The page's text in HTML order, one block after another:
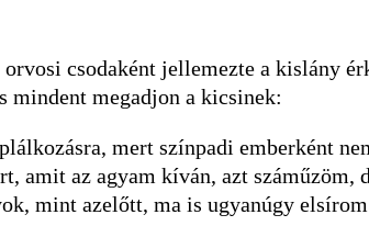
csodaként jellemezte a kislány
mindent megadjon a kicsinek:
mert színpadi emberként
amit az agyam kíván, azt száműzöm,
mint azelőtt, ma is ugyanúgy